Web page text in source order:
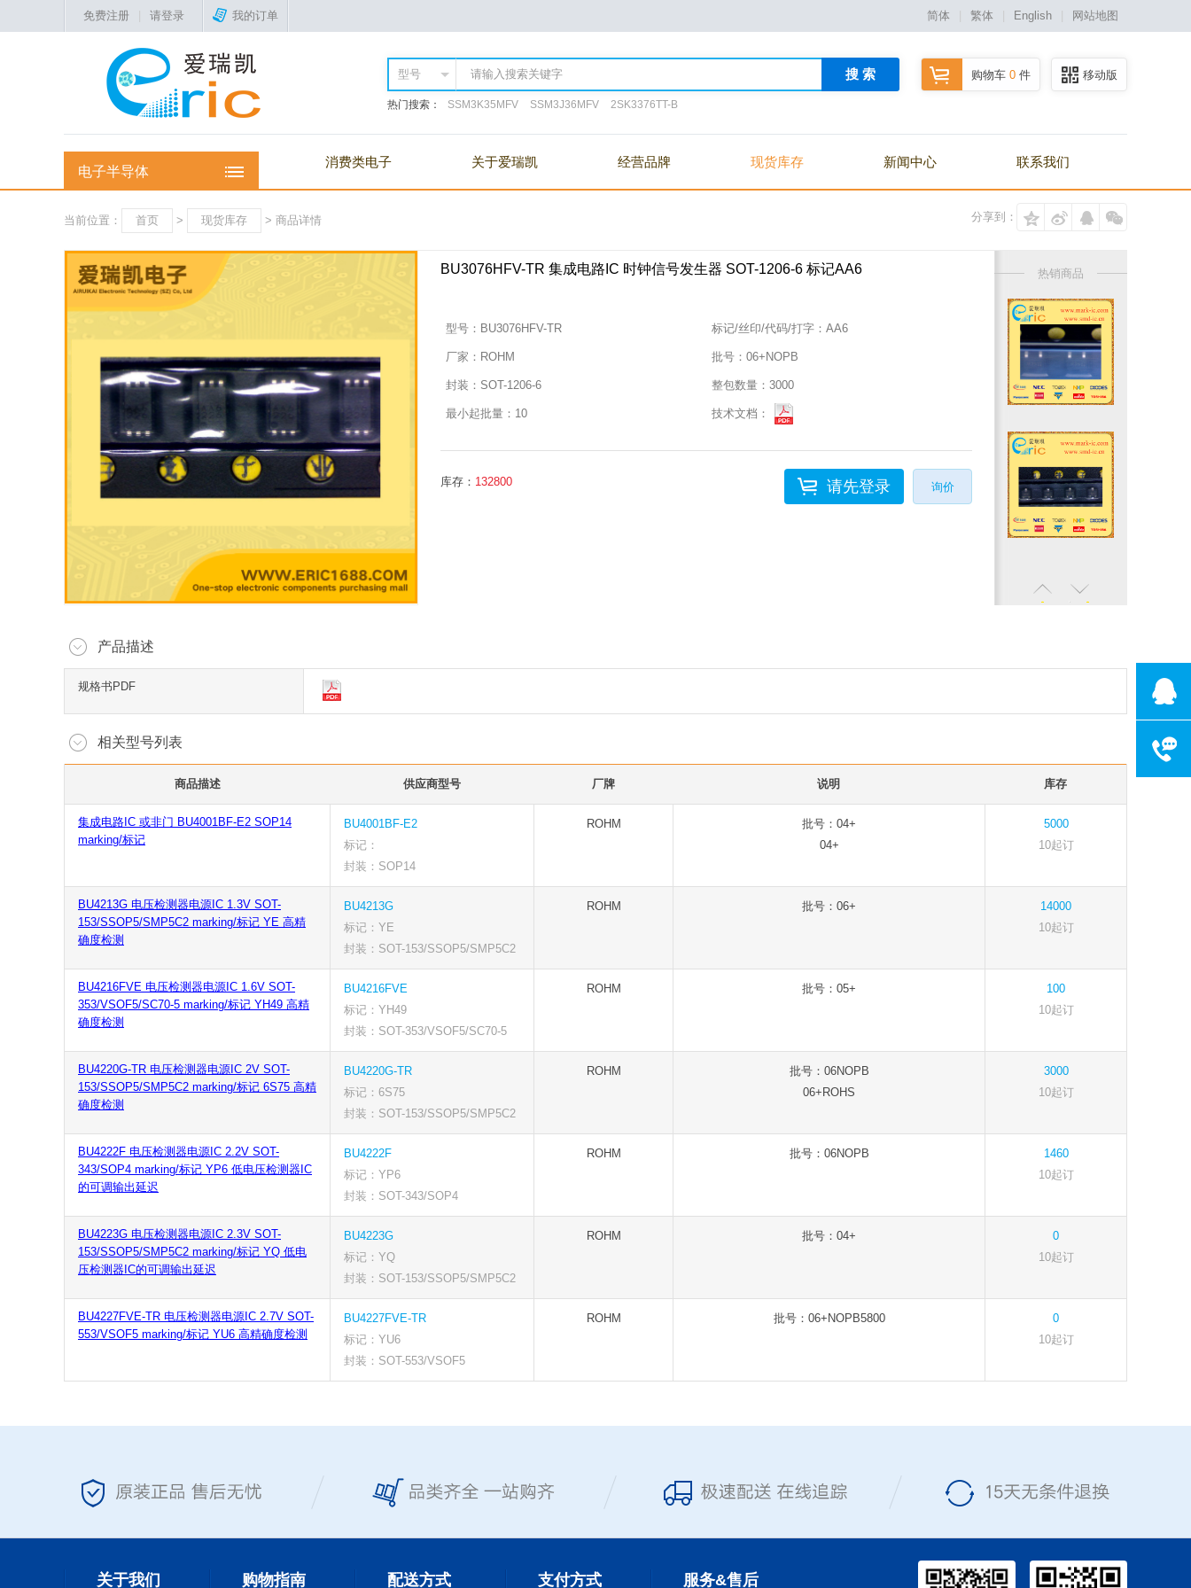
免费注册 请登录 我的订单 简体 繁体 English 网站地图
移动版
购物车 0 件
搜 索
热门搜索： SSM3K35MFV SSM3J36MFV 2SK3376TT-B
消费类电子 关于爱瑞凯 经营品牌 现货库存 新闻中心 联系我们
电子半导体
分享到：
当前位置： 首页 > 现货库存 > 商品详情
BU3076HFV-TR 集成电路IC 时钟信号发生器 SOT-1206-6 标记AA6
型号： BU3076HFV-TR 标记/丝印/代码/打字： AA6
厂家： ROHM 批号： 06+NOPB
封装： SOT-1206-6 整包数量： 3000
最小起批量： 10 技术文档：
询价
请先登录
库存： 132800
热销商品
产品描述
规格书PDF
相关型号列表
商品描述 供应商型号 厂牌 说明 库存
集成电路IC 或非门 BU4001BF-E2 SOP14
marking/标记
BU4001BF-E2
标记：
封装：SOP14
ROHM
批号：04+
04+
5000
10起订
BU4213G 电压检测器电源IC 1.3V SOT-
153/SSOP5/SMP5C2 marking/标记 YE 高精
确度检测
BU4213G
标记：YE
封装：SOT-153/SSOP5/SMP5C2
ROHM 批号：06+
14000
10起订
BU4216FVE 电压检测器电源IC 1.6V SOT-
353/VSOF5/SC70-5 marking/标记 YH49 高精
确度检测
BU4216FVE
标记：YH49
封装：SOT-353/VSOF5/SC70-5
ROHM 批号：05+
100
10起订
BU4220G-TR 电压检测器电源IC 2V SOT-
153/SSOP5/SMP5C2 marking/标记 6S75 高精
确度检测
BU4220G-TR
标记：6S75
封装：SOT-153/SSOP5/SMP5C2
ROHM
批号：06NOPB
06+ROHS
3000
10起订
BU4222F 电压检测器电源IC 2.2V SOT-
343/SOP4 marking/标记 YP6 低电压检测器IC
的可调输出延迟
BU4222F
标记：YP6
封装：SOT-343/SOP4
ROHM 批号：06NOPB
1460
10起订
BU4223G 电压检测器电源IC 2.3V SOT-
153/SSOP5/SMP5C2 marking/标记 YQ 低电
压检测器IC的可调输出延迟
BU4223G
标记：YQ
封装：SOT-153/SSOP5/SMP5C2
ROHM 批号：04+
0
10起订
BU4227FVE-TR 电压检测器电源IC 2.7V SOT-
553/VSOF5 marking/标记 YU6 高精确度检测
BU4227FVE-TR
标记：YU6
封装：SOT-553/VSOF5
ROHM 批号：06+NOPB5800
0
10起订
关于我们 购物指南 配送方式 支付方式 服务&售后
客服电话
工作时间: